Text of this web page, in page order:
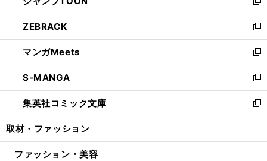
開
く
ウ
で
開
く
ィ
ン
ド
ウ
で
開
く
い
ウ
ィ
ン
ド
ウ
で
開
く
新
し
い
ウ
ィ
ン
ド
ウ
で
開
ZEBRACK
新
し
い
ウ
ィ
ン
ド
ウ
開
マンガMeets
新
し
い
ウ
ィ
ン
ウ
S-MANGA
新
し
い
ウ
ン
集英社コミック文庫
新
し
ウ
取材・ファッション
ファッション・美容